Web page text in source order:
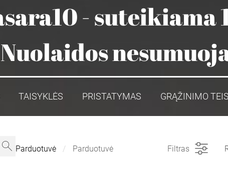
- suteikiama
Nuolaidos
TAISYKLĖS PRISTATYMAS GRĄŽINIMO
Parduotuvė Parduotuvė Filtras